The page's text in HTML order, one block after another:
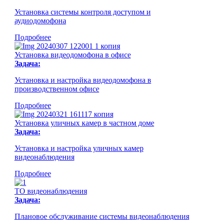
Установка системы контроля доступом и
аудиодомофона
Подробнее
Установка видеодомофона в офисе
Задача:
Установка и настройка видеодомофона в
производственном офисе
Подробнее
Установка уличных камер в частном доме
Задача:
Установка и настройка уличных камер
видеонаблюдения
Подробнее
ТО видеонаблюдения
Задача:
Плановое обслуживание системы видеонаблюдения